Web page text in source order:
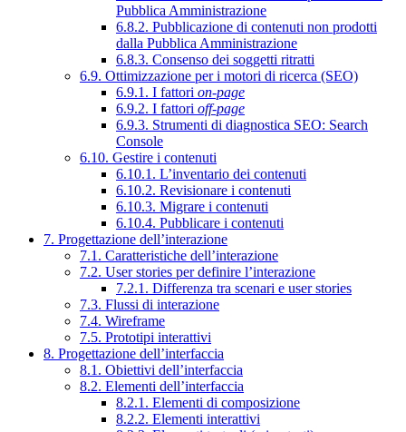
Pubblica Amministrazione
6.8.2. Pubblicazione di contenuti non prodotti
dalla Pubblica Amministrazione
6.8.3. Consenso dei soggetti ritratti
6.9. Ottimizzazione per i motori di ricerca (SEO)
6.9.1. I fattori on-page
6.9.2. I fattori off-page
6.9.3. Strumenti di diagnostica SEO: Search
Console
6.10. Gestire i contenuti
6.10.1. L’inventario dei contenuti
6.10.2. Revisionare i contenuti
6.10.3. Migrare i contenuti
6.10.4. Pubblicare i contenuti
7. Progettazione dell’interazione
7.1. Caratteristiche dell’interazione
7.2. User stories per definire l’interazione
7.2.1. Differenza tra scenari e user stories
7.3. Flussi di interazione
7.4. Wireframe
7.5. Prototipi interattivi
8. Progettazione dell’interfaccia
8.1. Obiettivi dell’interfaccia
8.2. Elementi dell’interfaccia
8.2.1. Elementi di composizione
8.2.2. Elementi interattivi